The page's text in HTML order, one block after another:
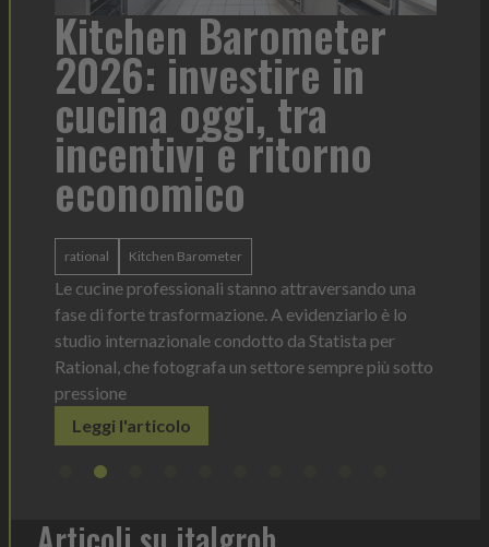
una
è lo
per
più sotto
Heinz Mayonnaise: un
formato per ogni
contesto di servizio
Heinz Mayonnaise Heinz
La novità di quest'anno è la Chef Bottle 1L:
ergonomica, con perfetta visibilità sul contenuto e
dosaggio sempre sotto controllo
Leggi l'articolo